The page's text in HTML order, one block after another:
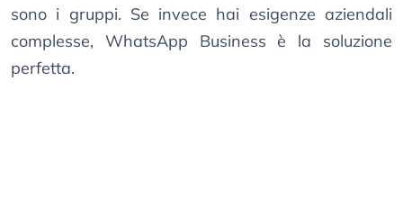
sono i gruppi. Se invece hai esigenze aziendali
complesse, WhatsApp Business è la soluzione
perfetta.